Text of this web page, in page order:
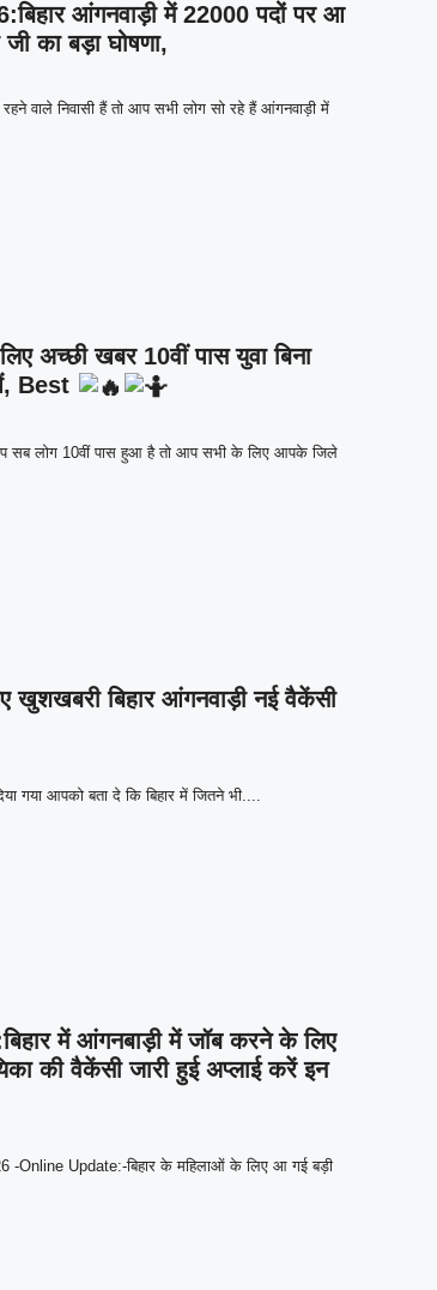
आंगनवाड़ी में 22000 पदों पर आ
का बड़ा घोषणा,
वाले निवासी हैं तो आप सभी लोग सो रहे हैं आंगनवाड़ी में
अच्छी खबर 10वीं पास युवा बिना
Best
लोग 10वीं पास हुआ है तो आप सभी के लिए आपके जिले
बिहार आंगनवाड़ी नई वैकेंसी
गया आपको बता दे कि बिहार में जितने भी....
में आंगनबाड़ी में जॉब करने के लिए
की वैकेंसी जारी हुई अप्लाई करें इन
Online Update:-बिहार के महिलाओं के लिए आ गई बड़ी